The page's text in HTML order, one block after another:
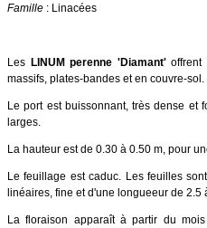
Famille : Linacées
Les LINUM perenne 'Diamant'offrent
massifs, plates-bandes et en couvre-sol.
Le port est buissonnant, très dense
larges.
La hauteur est de 0.30 à 0.50 m, pour
Le feuillage est caduc. Les feuilles
linéaires, fine et d'une longueeur de 2.5
La floraison apparaît à partir du